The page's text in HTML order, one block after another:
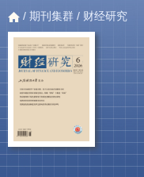
/ 期刊集群 / 财经研究